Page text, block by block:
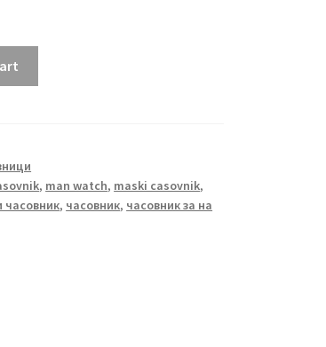
, man watch, maski casovnik,
часовник, часовник, часовник за на